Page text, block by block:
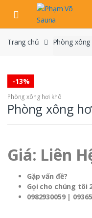
navigation
content
Trang chủ Phòng
-13%
Phòng xông hơi khô
Phòng xông
Giá: Liên
Gặp vấn đề?
Gọi cho chúng tôi
0982930059 |